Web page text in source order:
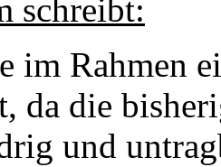
schreibt:
im Rahmen
da die
und